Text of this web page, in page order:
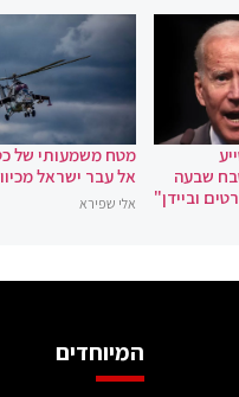
שבעה
וביידן"
מטח משמעותי של
אל עבר ישראל
אלי שפירא
המיוחדים